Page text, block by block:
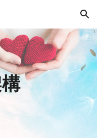
Skip to navigation